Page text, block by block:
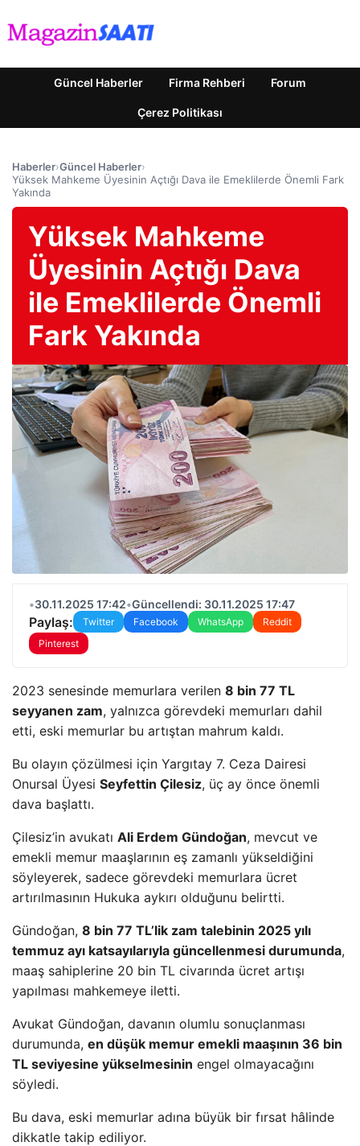
Güncel Haberler Firma Rehberi Forum
Çerez Politikası
Haberler›Güncel Haberler›
Yüksek Mahkeme Üyesinin Açtığı Dava ile Emeklilerde Önemli Fark
Yakında
Yüksek Mahkeme
Üyesinin Açtığı Dava
ile Emeklilerde Önemli
Fark Yakında
•30.11.2025 17:42•Güncellendi: 30.11.2025 17:47
Paylaş: Twitter Facebook WhatsApp
Reddit
Pinterest
2023 senesinde memurlara verilen 8 bin 77 TL
seyyanen zam, yalnızca görevdeki memurları dahil
etti, eski memurlar bu artıştan mahrum kaldı.
Bu olayın çözülmesi için Yargıtay 7. Ceza Dairesi
Onursal Üyesi Seyfettin Çilesiz, üç ay önce önemli
dava başlattı.
Çilesiz’in avukatı Ali Erdem Gündoğan, mevcut ve
emekli memur maaşlarının eş zamanlı yükseldiğini
söyleyerek, sadece görevdeki memurlara ücret
artırılmasının Hukuka aykırı olduğunu belirtti.
Gündoğan, 8 bin 77 TL’lik zam talebinin 2025 yılı
temmuz ayı katsayılarıyla güncellenmesi durumunda,
maaş sahiplerine 20 bin TL civarında ücret artışı
yapılması mahkemeye iletti.
Avukat Gündoğan, davanın olumlu sonuçlanması
durumunda, en düşük memur emekli maaşının 36 bin
TL seviyesine yükselmesinin engel olmayacağını
söyledi.
Bu dava, eski memurlar adına büyük bir fırsat hâlinde
dikkatle takip ediliyor.